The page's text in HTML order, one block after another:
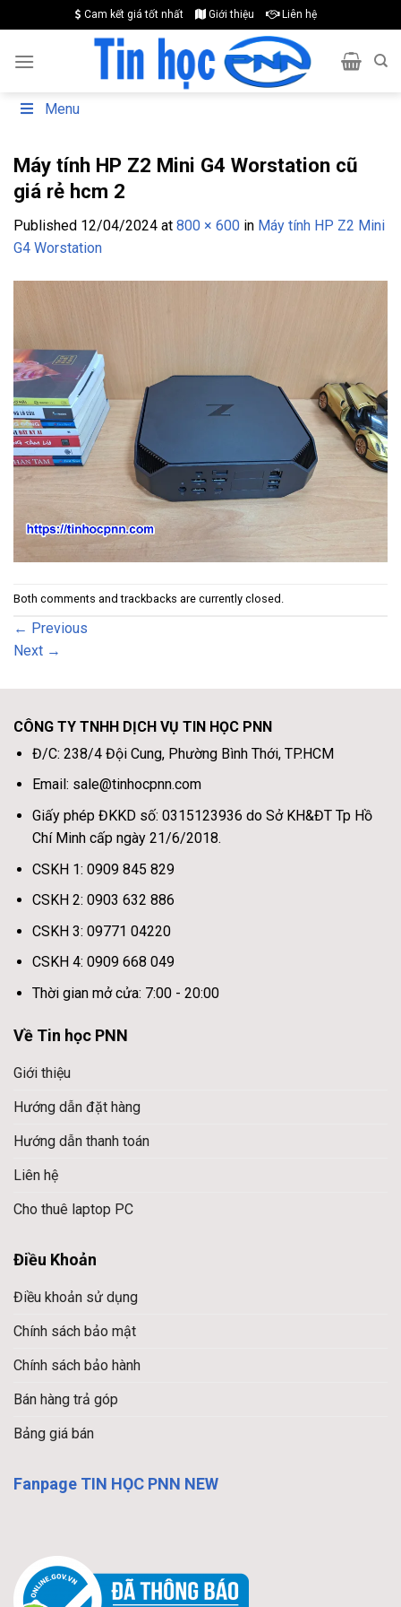
to
content
Cam kết giá tốt nhất Giới thiệu Liên hệ
Menu
Máy tính HP Z2 Mini G4 Worstation cũ
giá rẻ hcm 2
Published 12/04/2024 at 800 × 600 in Máy tính HP Z2 Mini
G4 Worstation
Both comments and trackbacks are currently closed.
← Previous
Next →
CÔNG TY TNHH DỊCH VỤ TIN HỌC PNN
Đ/C: 238/4 Đội Cung, Phường Bình Thới, TP.HCM
Email: sale@tinhocpnn.com
Giấy phép ĐKKD số: 0315123936 do Sở KH&ĐT Tp Hồ
Chí Minh cấp ngày 21/6/2018.
CSKH 1: 0909 845 829
CSKH 2: 0903 632 886
CSKH 3: 09771 04220
CSKH 4: 0909 668 049
Thời gian mở cửa: 7:00 - 20:00
Về Tin học PNN
Giới thiệu
Hướng dẫn đặt hàng
Hướng dẫn thanh toán
Liên hệ
Cho thuê laptop PC
Điều Khoản
Điều khoản sử dụng
Chính sách bảo mật
Chính sách bảo hành
Bán hàng trả góp
Bảng giá bán
Fanpage TIN HỌC PNN NEW